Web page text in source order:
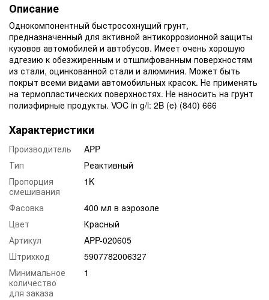
Описание
Однокомпонентный быстросохнущий грунт,
предназначенный для активной антикоррозионной защиты
кузовов автомобилей и автобусов. Имеет очень хорошую
адгезию к обезжиренным и отшлифованным поверхностям
из стали, оцинкованной стали и алюминия. Может быть
покрыт всеми видами автомобильных красок. Не применять
на термопластических поверхностях. Не наносить на грунт
полиэфирные продукты. VOC in g/l: 2B (e) (840) 666
Характеристики
Производитель
APP
Тип
Реактивный
Пропорция
смешивания
1K
Фасовка
400 мл в аэрозоле
Цвет
Красный
Артикул
APP-020605
Штрихкод
5907782006327
Минимальное
количество
для заказа
1